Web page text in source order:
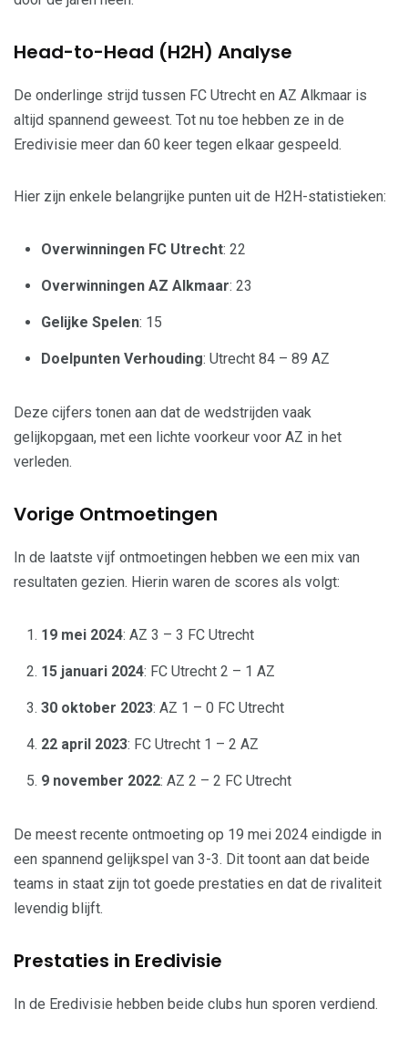
Head-to-Head (H2H) Analyse
De onderlinge strijd tussen FC Utrecht en AZ Alkmaar is
altijd spannend geweest. Tot nu toe hebben ze in de
Eredivisie meer dan 60 keer tegen elkaar gespeeld.
Hier zijn enkele belangrijke punten uit de H2H-statistieken:
Overwinningen FC Utrecht: 22
Overwinningen AZ Alkmaar: 23
Gelijke Spelen: 15
Doelpunten Verhouding: Utrecht 84 – 89 AZ
Deze cijfers tonen aan dat de wedstrijden vaak
gelijkopgaan, met een lichte voorkeur voor AZ in het
verleden.
Vorige Ontmoetingen
In de laatste vijf ontmoetingen hebben we een mix van
resultaten gezien. Hierin waren de scores als volgt:
19 mei 2024: AZ 3 – 3 FC Utrecht
15 januari 2024: FC Utrecht 2 – 1 AZ
30 oktober 2023: AZ 1 – 0 FC Utrecht
22 april 2023: FC Utrecht 1 – 2 AZ
9 november 2022: AZ 2 – 2 FC Utrecht
De meest recente ontmoeting op 19 mei 2024 eindigde in
een spannend gelijkspel van 3-3. Dit toont aan dat beide
teams in staat zijn tot goede prestaties en dat de rivaliteit
levendig blijft.
Prestaties in Eredivisie
In de Eredivisie hebben beide clubs hun sporen verdiend.